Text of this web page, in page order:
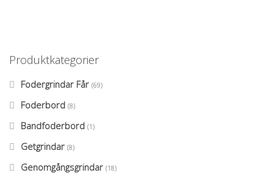
Produktkategorier
Fodergrindar Får (69)
Foderbord (8)
Bandfoderbord (1)
Getgrindar (8)
Genomgångsgrindar (18)